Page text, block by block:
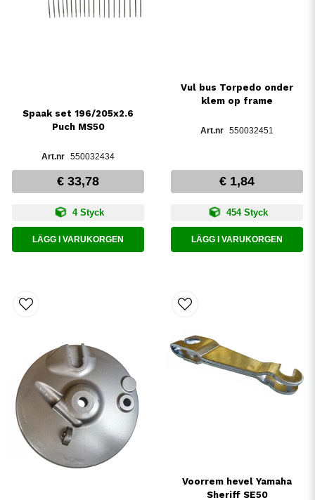
Spaak set 196/205x2.6
Puch MS50
550032434
€ 33,78
4 Styck
LÄGG I VARUKORGEN
Vul bus Torpedo onder
klem op frame
550032451
€ 1,84
454 Styck
LÄGG I VARUKORGEN
Voorrem hevel Yamaha
Sheriff SE50